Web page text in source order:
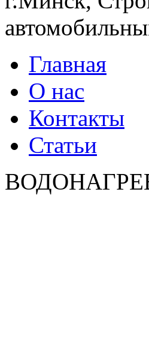
Главная
О нас
Контакты
Статьи